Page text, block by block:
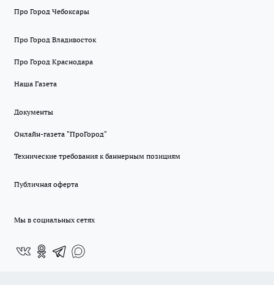
Про Город Чебоксары
Про Город Владивосток
Про Город Краснодара
Наша Газета
Документы
Онлайн-газета "ПроГород"
Технические требования к баннерным позициям
Публичная оферта
Мы в социальных сетях